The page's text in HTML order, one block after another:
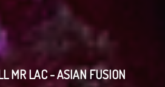
MR LAC - ASIAN FUSION